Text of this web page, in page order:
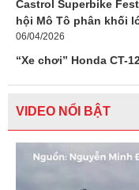
Castrol Superbike
hội Mô Tô phân khối
06/04/2026
“Xe chơi” Honda CT-
VIDEO NỔI BẬT